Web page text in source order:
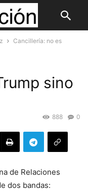
Cancillería: no es
sino
0
888
de Relaciones
dos bandas: